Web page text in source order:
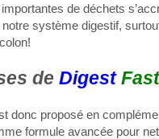
de déchets
notre système digestif,
de Digest Fast
donc proposé en
formule avancée pour